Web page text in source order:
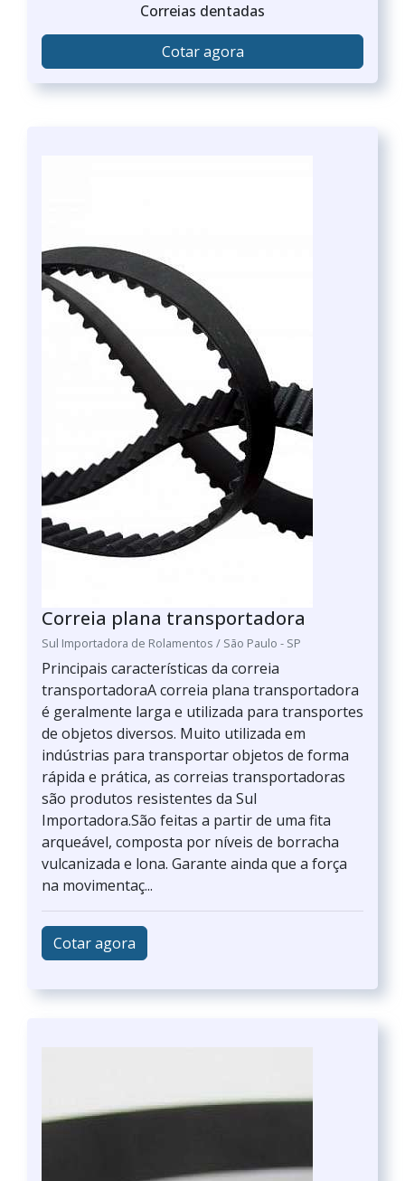
Correias dentadas
Cotar agora
Correia plana transportadora
Sul Importadora de Rolamentos / São Paulo - SP
Principais características da correia
transportadoraA correia plana transportadora
é geralmente larga e utilizada para transportes
de objetos diversos. Muito utilizada em
indústrias para transportar objetos de forma
rápida e prática, as correias transportadoras
são produtos resistentes da Sul
Importadora.São feitas a partir de uma fita
arqueável, composta por níveis de borracha
vulcanizada e lona. Garante ainda que a força
na movimentaç...
Cotar agora